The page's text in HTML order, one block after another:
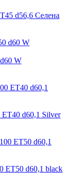
d56,6 Селена
W
d60,1 Silver
ET50 d60,1 black